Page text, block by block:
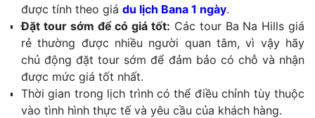
được tính theo giá du lịch Bana 1 ngày.
Đặt tour sớm để có giá tốt: Các tour Ba Na Hills giá
rẻ thường được nhiều người quan tâm, vì vậy hãy
chủ động đặt tour sớm để đảm bảo có chỗ và nhận
được mức giá tốt nhất.
Thời gian trong lịch trình có thể điều chỉnh tùy thuộc
vào tình hình thực tế và yêu cầu của khách hàng.